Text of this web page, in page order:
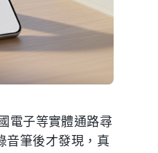
電子等實體通路尋
音筆後才發現，真